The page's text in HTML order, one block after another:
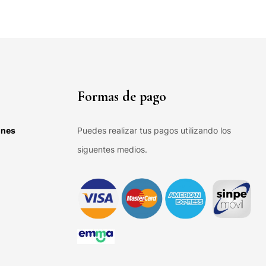
Formas de pago
Puedes realizar tus pagos utilizando los
siguentes medios.